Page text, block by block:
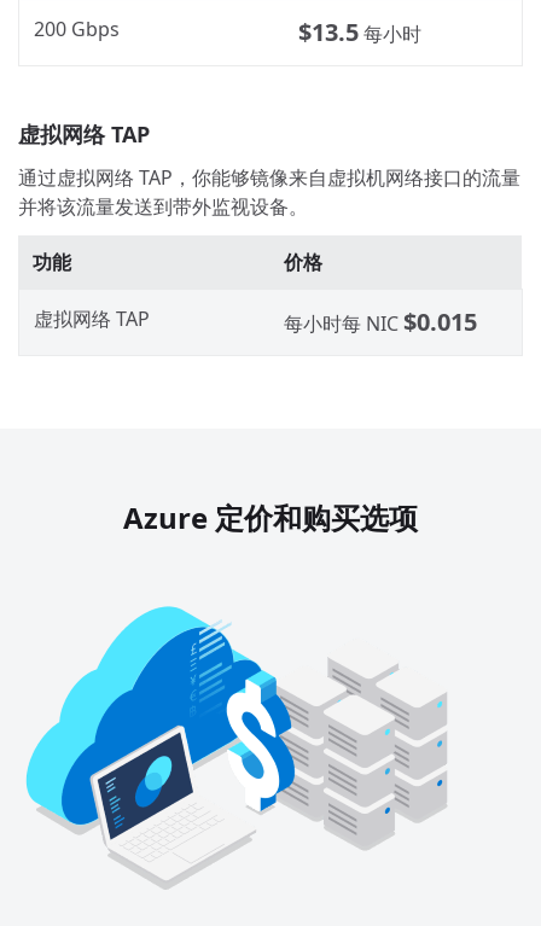
200 Gbps $13.5每小时
虚拟网络 TAP
通过虚拟网络 TAP，你能够镜像来自虚拟机网络接口的流量
并将该流量发送到带外监视设备。
功能 价格
虚拟网络 TAP 每小时每 NIC $0.015
Azure 定价和购买选项